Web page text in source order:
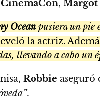
CinemaCon, Margot
Oceanpusiera un pie
la actriz.
llevando a cabo un
Robbie aseguró
.